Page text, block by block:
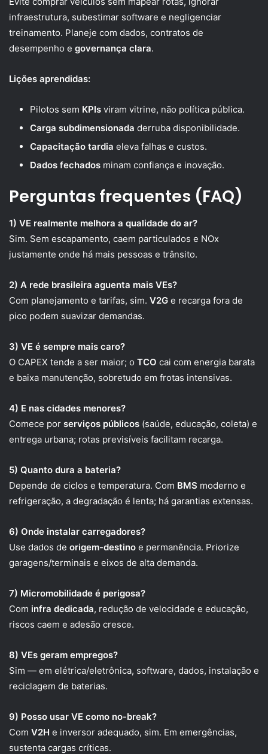
infraestrutura, subestimar software e negligenciar
treinamento. Planeje com dados, contratos de
desempenho e governança clara.
Lições aprendidas:
Pilotos sem KPIs viram vitrine, não política pública.
Carga subdimensionada derruba disponibilidade.
Capacitação tardia eleva falhas e custos.
Dados fechados minam confiança e inovação.
Perguntas frequentes (FAQ)
1) VE realmente melhora a qualidade do ar?
Sim. Sem escapamento, caem particulados e NOx
justamente onde há mais pessoas e trânsito.
2) A rede brasileira aguenta mais VEs?
Com planejamento e tarifas, sim. V2G e recarga fora de
pico podem suavizar demandas.
3) VE é sempre mais caro?
O CAPEX tende a ser maior; o TCO cai com energia barata
e baixa manutenção, sobretudo em frotas intensivas.
4) E nas cidades menores?
Comece por serviços públicos (saúde, educação, coleta) e
entrega urbana; rotas previsíveis facilitam recarga.
5) Quanto dura a bateria?
Depende de ciclos e temperatura. Com BMS moderno e
refrigeração, a degradação é lenta; há garantias extensas.
6) Onde instalar carregadores?
Use dados de origem-destino e permanência. Priorize
garagens/terminais e eixos de alta demanda.
7) Micromobilidade é perigosa?
Com infra dedicada, redução de velocidade e educação,
riscos caem e adesão cresce.
8) VEs geram empregos?
Sim — em elétrica/eletrônica, software, dados, instalação e
reciclagem de baterias.
9) Posso usar VE como no-break?
Com V2H e inversor adequado, sim. Em emergências,
sustenta cargas críticas.